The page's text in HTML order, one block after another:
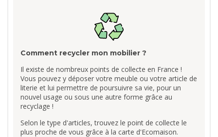
Comment recycler mon mobilier ?
Il existe de nombreux points de collecte en France !
Vous pouvez y déposer votre meuble ou votre article de
literie et lui permettre de poursuivre sa vie, pour un
nouvel usage ou sous une autre forme grâce au
recyclage !
Selon le type d'articles, trouvez le point de collecte le
plus proche de vous grâce à la carte d'Ecomaison.